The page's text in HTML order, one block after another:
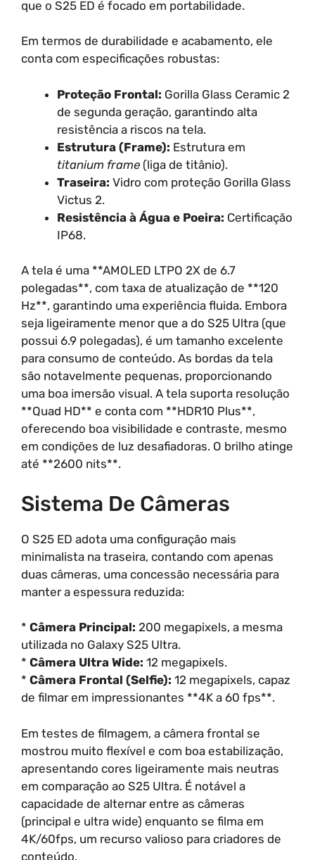
que o S25 ED é focado em portabilidade.
Em termos de durabilidade e acabamento, ele
conta com especificações robustas:
Proteção Frontal: Gorilla Glass Ceramic 2
de segunda geração, garantindo alta
resistência a riscos na tela.
Estrutura (Frame): Estrutura em
titanium frame (liga de titânio).
Traseira: Vidro com proteção Gorilla Glass
Victus 2.
Resistência à Água e Poeira: Certificação
IP68.
A tela é uma **AMOLED LTPO 2X de 6.7
polegadas**, com taxa de atualização de **120
Hz**, garantindo uma experiência fluida. Embora
seja ligeiramente menor que a do S25 Ultra (que
possui 6.9 polegadas), é um tamanho excelente
para consumo de conteúdo. As bordas da tela
são notavelmente pequenas, proporcionando
uma boa imersão visual. A tela suporta resolução
**Quad HD** e conta com **HDR10 Plus**,
oferecendo boa visibilidade e contraste, mesmo
em condições de luz desafiadoras. O brilho atinge
até **2600 nits**.
Sistema De Câmeras
O S25 ED adota uma configuração mais
minimalista na traseira, contando com apenas
duas câmeras, uma concessão necessária para
manter a espessura reduzida:
* Câmera Principal: 200 megapixels, a mesma
utilizada no Galaxy S25 Ultra.
* Câmera Ultra Wide: 12 megapixels.
* Câmera Frontal (Selfie): 12 megapixels, capaz
de filmar em impressionantes **4K a 60 fps**.
Em testes de filmagem, a câmera frontal se
mostrou muito flexível e com boa estabilização,
apresentando cores ligeiramente mais neutras
em comparação ao S25 Ultra. É notável a
capacidade de alternar entre as câmeras
(principal e ultra wide) enquanto se filma em
4K/60fps, um recurso valioso para criadores de
conteúdo.